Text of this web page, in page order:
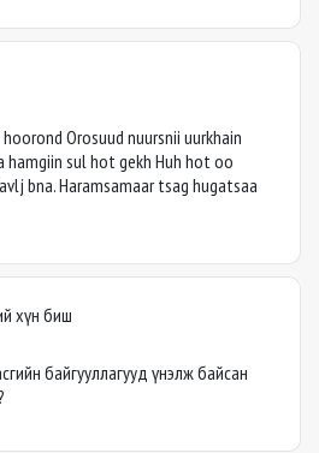
Orosuud nuursnii uurkhain
hamgiin sul hot gekh Huh hot oo
bna. Haramsamaar tsag hugatsaa
хүн биш
байгууллагууд үнэлж байсан